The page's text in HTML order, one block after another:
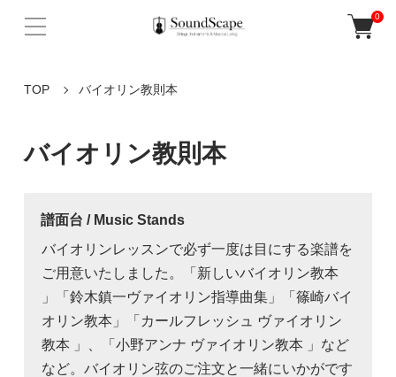
0
TOP バイオリン教則本
バイオリン教則本
譜面台 / Music Stands
バイオリンレッスンで必ず一度は目にする楽譜を
ご用意いたしました。「新しいバイオリン教本
」「鈴木鎮一ヴァイオリン指導曲集」「篠崎バイ
オリン教本」「カールフレッシュ ヴァイオリン
教本 」、「小野アンナ ヴァイオリン教本 」など
など。バイオリン弦のご注文と一緒にいかがです